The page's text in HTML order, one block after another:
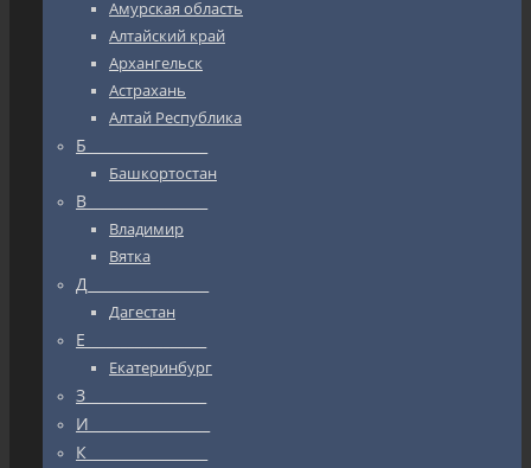
Амурская область
Алтайский край
Архангельск
Астрахань
Алтай Республика
Б_________________
Башкортостан
В_________________
Владимир
Вятка
Д_________________
Дагестан
Е_________________
Екатеринбург
З_________________
И_________________
К_________________